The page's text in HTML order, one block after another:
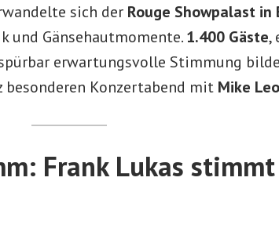
sich der Rouge Showpalast in
und Gänsehautmomente.1.400 Gäste,
erwartungsvolle Stimmung
Konzertabend mit Mike
Frank Lukas